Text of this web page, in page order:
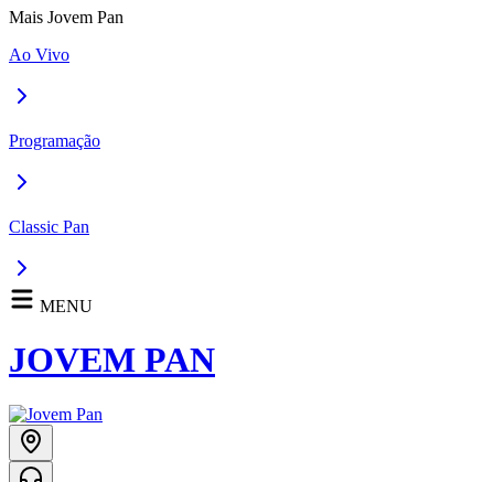
Mais Jovem Pan
Ao Vivo
Programação
Classic Pan
MENU
JOVEM PAN